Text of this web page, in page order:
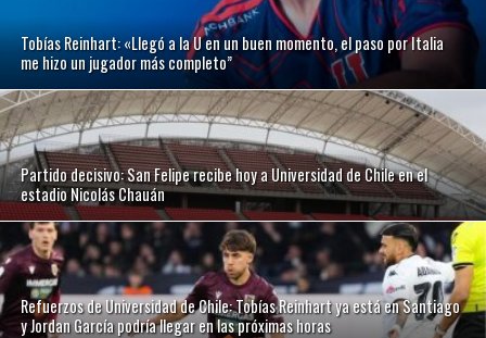
Tobías Reinhart: «Llegó a la U en un buen momento, el paso por Italia
me hizo un jugador más completo”
Partido decisivo: San Felipe recibe hoy a Universidad de Chile en el
estadio Nicolás Chauán
Refuerzos de Universidad de Chile: Tobías Reinhart ya está en Santiago
y Jordan García podría llegar en las próximas horas